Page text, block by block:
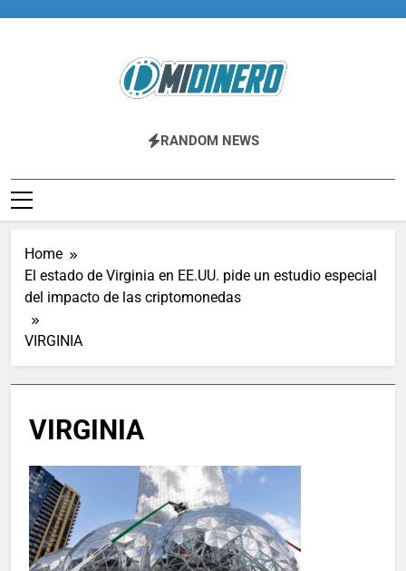
Midinero.co
Fintech, Criptomonedas
RANDOM NEWS
Home
El estado de Virginia en EE.UU. pide un estudio especial
del impacto de las criptomonedas
VIRGINIA
VIRGINIA